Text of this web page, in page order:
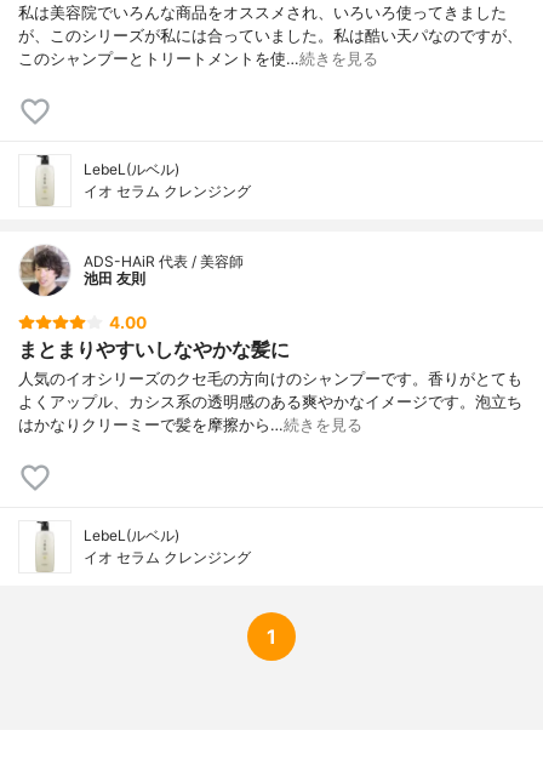
私は美容院でいろんな商品をオススメされ、いろいろ使ってきました
が、このシリーズが私には合っていました。私は酷い天パなのですが、
このシャンプーとトリートメントを使…続きを見る
LebeL(ルベル)
イオ セラム クレンジング
ADS-HAiR 代表 / 美容師
池田 友則
4.00
まとまりやすいしなやかな髪に
人気のイオシリーズのクセ毛の方向けのシャンプーです。香りがとても
よくアップル、カシス系の透明感のある爽やかなイメージです。泡立ち
はかなりクリーミーで髪を摩擦から…続きを見る
LebeL(ルベル)
イオ セラム クレンジング
1